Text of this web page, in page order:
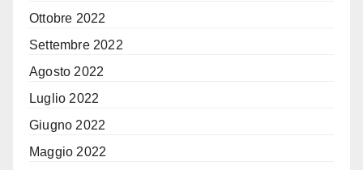
Ottobre 2022
Settembre 2022
Agosto 2022
Luglio 2022
Giugno 2022
Maggio 2022